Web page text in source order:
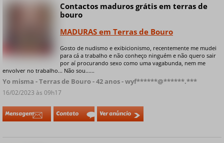
Contactos maduros grátis em terras de
bouro
MADURAS em Terras de Bouro
Gosto de nudismo e exibicionismo, recentemente me mudei
para cá a trabalho e não conheço ninguém e não quero sair
por aí procurando sexo como uma vagabunda, nem me
envolver no trabalho... Não sou......
Yo misma - Terras de Bouro - 42 anos - wyf******@******.***
16/02/2023 às 09h17
Mensagem Contato Ver anúncio